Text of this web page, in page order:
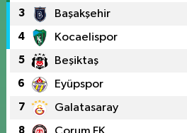
3 Başakşehir
4 Kocaelispor
5 Beşiktaş
6 Eyüpspor
7 Galatasaray
8